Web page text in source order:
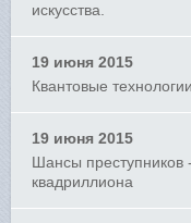
искусства.
19 июня 2015
Квантовые
19 июня 2015
Шансы преступников
квадриллиона